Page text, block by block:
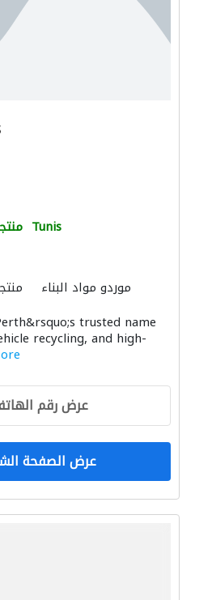
Tunis
موردو مواد البناء
trusted name
recycling, and high-
عرض رقم
عرض الصفحة